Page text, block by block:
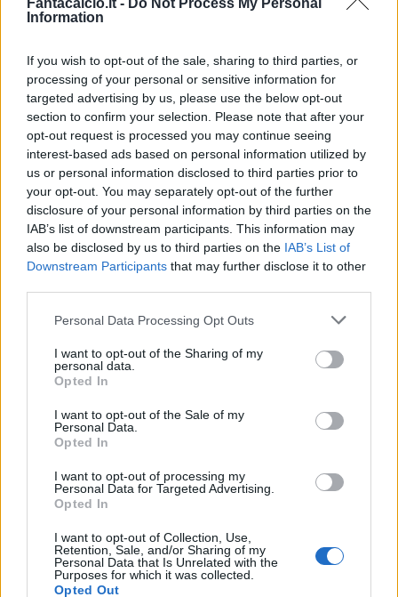
Fantacalcio.it - Do Not Process My Personal
Information
If you wish to opt-out of the sale, sharing to third parties, or
processing of your personal or sensitive information for
targeted advertising by us, please use the below opt-out
section to confirm your selection. Please note that after your
opt-out request is processed you may continue seeing
interest-based ads based on personal information utilized by
us or personal information disclosed to third parties prior to
your opt-out. You may separately opt-out of the further
disclosure of your personal information by third parties on the
IAB’s list of downstream participants. This information may
also be disclosed by us to third parties on the IAB’s List of
Downstream Participants that may further disclose it to other
Personal Data Processing Opt Outs
I want to opt-out of the Sharing of my
personal data.
Opted In
I want to opt-out of the Sale of my
Personal Data.
Opted In
I want to opt-out of processing my
Personal Data for Targeted Advertising.
Opted In
I want to opt-out of Collection, Use,
Retention, Sale, and/or Sharing of my
Personal Data that Is Unrelated with the
Purposes for which it was collected.
Opted Out
Prima di tutto, però, la speranza Champions: il
CONSIGLI
FANTACALCI
O 38.A
GIORNATA
5 ATTACCANTI DA SCHIERARE
5 ATTACCANTI DA NON SCHIERARE
5 CENTROCAMPISTI DA SCHIERARE
5 DIFENSORI DA SCHIERARE
PORTIERI, CHI SCHIERARE AL FANTACALCIO
LE 11 SORPRESE DA SCHIERARE